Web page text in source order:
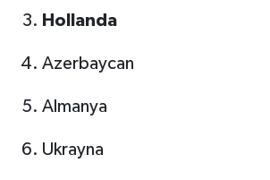
Hollanda
Azerbaycan
Almanya
Ukrayna